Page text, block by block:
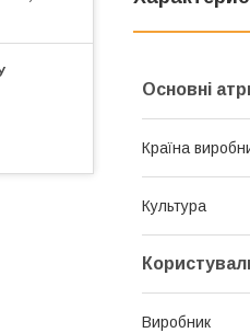
Основні
Країна
Культура
Виробник